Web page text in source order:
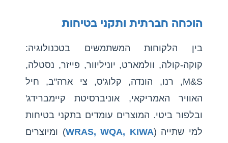
הוכחה חברתית ותקני בטיחות
בין הלקוחות המשתמשים בטכנולוגיה:
קוקה-קולה, וולמארט, יוניליוור, פייזר, נסטלה,
M&S, רנו, הונדה, קלוג'ס, צי ארה"ב, חיל
האוויר האמריקאי, אוניברסיטת קיימברידג'
ובלפור ביטי. המוצרים עומדים בתקני בטיחות
למי שתייה (WRAS, WQA, KIWA) ומיוצרים